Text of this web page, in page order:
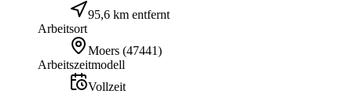
95,6 km entfernt
Arbeitsort
Moers (47441)
Arbeitszeitmodell
Vollzeit